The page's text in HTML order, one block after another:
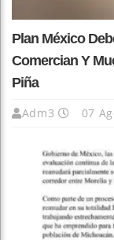
Plan México
Comercian Y
Piña
Adm3 07